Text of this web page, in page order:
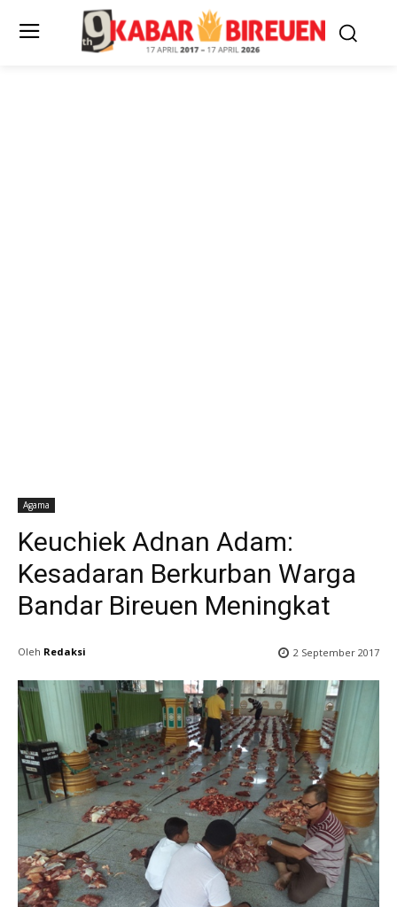
Agama
Keuchiek Adnan Adam:
Kesadaran Berkurban Warga
Bandar Bireuen Meningkat
Oleh Redaksi 2 September 2017